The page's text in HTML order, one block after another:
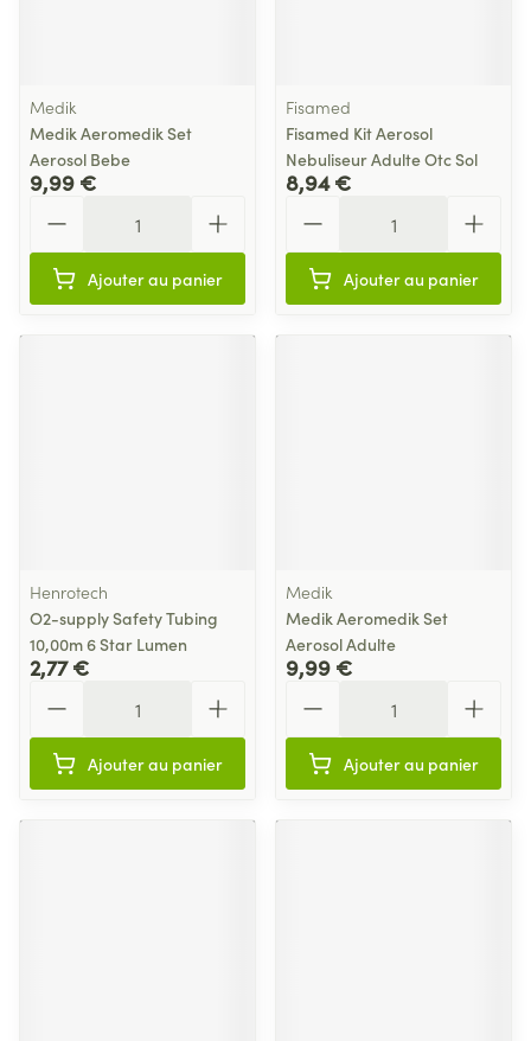
Medik
Medik Aeromedik Set
Aerosol Bebe
9,99 €
Ajouter au panier
Fisamed
Fisamed Kit Aerosol
Nebuliseur Adulte Otc Sol
8,94 €
Ajouter au panier
Henrotech
O2-supply Safety Tubing
10,00m 6 Star Lumen
2,77 €
Ajouter au panier
Medik
Medik Aeromedik Set
Aerosol Adulte
9,99 €
Ajouter au panier